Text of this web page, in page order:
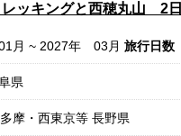
ッキングと西穂丸山 2日
月 ~ 2027年 03月 旅行日数
県
摩・西東京等 長野県